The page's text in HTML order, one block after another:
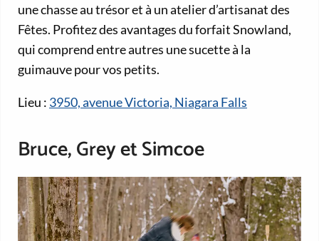
une chasse au trésor et à un atelier d’artisanat des
Fêtes. Profitez des avantages du forfait Snowland,
qui comprend entre autres une sucette à la
guimauve pour vos petits.
Lieu : 3950, avenue Victoria, Niagara Falls
Bruce, Grey et Simcoe